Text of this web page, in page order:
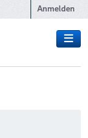
Anmelden